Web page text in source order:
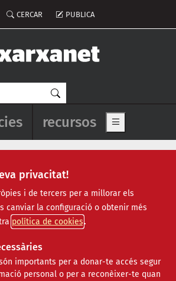
privacitat!
i de tercers per a millorar els
canviar la configuració o obtenir més
política de cookies
importants per a donar-te accés segur
personal o per a reconèixer-te quan
Menú del compte d'usuari
CERCAR PUBLICA
principal de
recursos Show main
| Comunitari | Cultural | Social
|
| Jurídic | Tecnològic